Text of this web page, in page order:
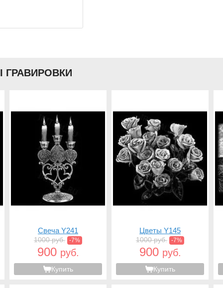
ГРАВИРОВКИ
Свеча Y241
1000 руб. -7%
900 руб.
Купить
Цветы Y145
1000 руб. -7%
900 руб.
Купить